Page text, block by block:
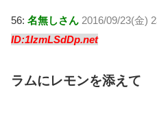
56: 名無しさん 2016/09/23(金)
ID:1IzmLSdDp.net
ラムにレモンを添えて